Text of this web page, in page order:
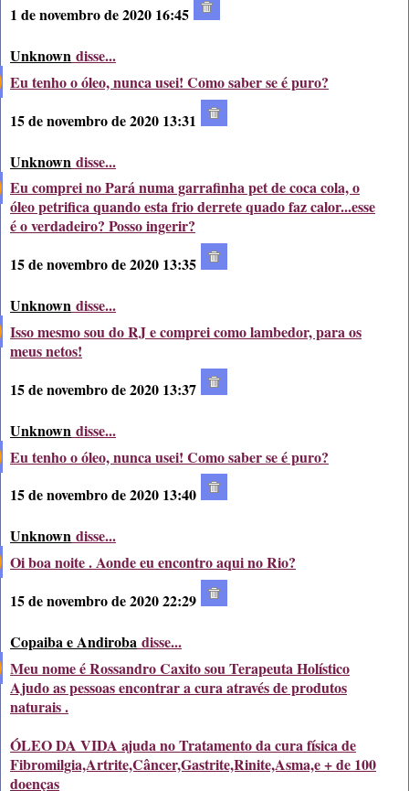
1 de novembro de 2020 16:45
Unknown disse...
Eu tenho o óleo, nunca usei! Como saber se é puro?
15 de novembro de 2020 13:31
Unknown disse...
Eu comprei no Pará numa garrafinha pet de coca cola, o
óleo petrifica quando esta frio derrete quado faz calor...esse
é o verdadeiro? Posso ingerir?
15 de novembro de 2020 13:35
Unknown disse...
Isso mesmo sou do RJ e comprei como lambedor, para os
meus netos!
15 de novembro de 2020 13:37
Unknown disse...
Eu tenho o óleo, nunca usei! Como saber se é puro?
15 de novembro de 2020 13:40
Unknown disse...
Oi boa noite . Aonde eu encontro aqui no Rio?
15 de novembro de 2020 22:29
Copaiba e Andiroba disse...
Meu nome é Rossandro Caxito sou Terapeuta Holístico
Ajudo as pessoas encontrar a cura através de produtos
naturais .
ÓLEO DA VIDA ajuda no Tratamento da cura física de
Fibromilgia,Artrite,Câncer,Gastrite,Rinite,Asma,e + de 100
doenças